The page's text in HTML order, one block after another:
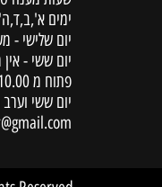
ימים א',ב,ד,ה' 10.00 -18.00
יום שלישי -
יום ששי -
פתוח מ 10.00- 13.00
יום ששי